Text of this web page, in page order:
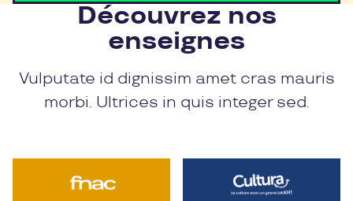
Découvrez nos
enseignes
Vulputate id dignissim amet cras mauris
morbi. Ultrices in quis integer sed.